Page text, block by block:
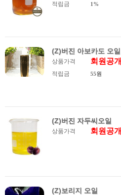
적립금 1%
(Z)버진 아보카도 오일
상품가격 회원공개
적립금 55원
(Z)버진 자두씨오일
상품가격 회원공개
(Z)보리지 오일